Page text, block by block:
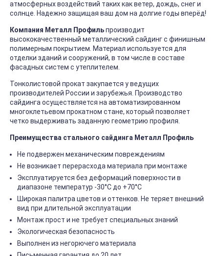
атмосферных воздействий таких как ветер, дождь, снег и
солнце. Надежно защищая ваш дом на долгие годы вперёд!
Компания Металл Профильпроизводит
высококачественный металлический сайдинг с финишным
полимерным покрытием. Материал используется для
отделки зданий и сооружений, в том числе в составе
фасадных систем с утеплителем.
Тонколистовой прокат закупается у ведущих
производителей России и зарубежья. Производство
сайдинга осуществляется на автоматизированном
многоклетьевом прокатном стане, который позволяет
четко выдерживать заданную геометрию профиля.
Преимущества стального сайдинга Металл Профиль
Не подвержен механическим повреждениям
Не возникает перерасхода материала при монтаже
Эксплуатируется без деформаций поверхности в
диапазоне температур -30°C до +70°C
Широкая палитра цветов и оттенков. Не теряет внешний
вид при длительной эксплуатации
Монтаж прост и не требует специальных знаний
Экологическая безопасность
Выполнен из негорючего материала